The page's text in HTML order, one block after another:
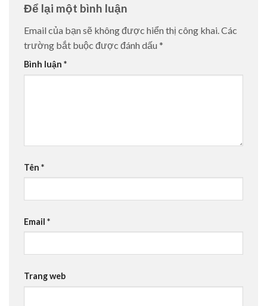
Để lại một bình luận
Email của bạn sẽ không được hiển thị công khai.Các
trường bắt buộc được đánh dấu *
Bình luận *
Tên *
Email *
Trang web